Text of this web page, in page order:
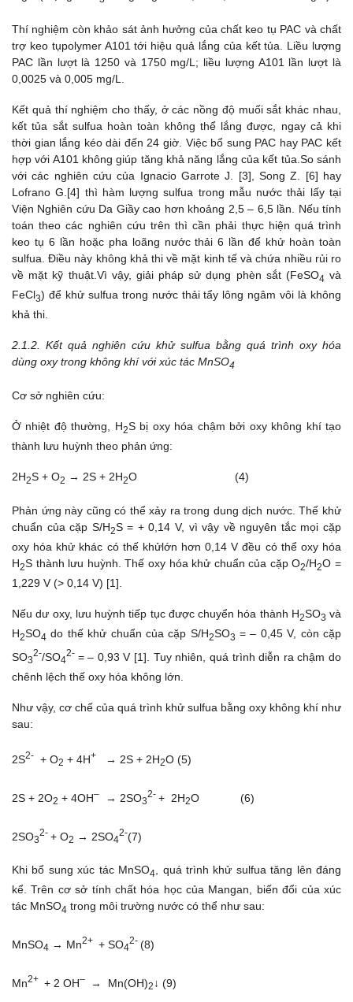
Thí nghiệm còn khảo sát ảnh hưởng của chất keo tụ PAC và chất
trợ keo tụpolymer A101 ­tới hiệu quả lắng của kết tủa. Liều lượng
PAC lần lượt là 1250 và 1750 mg/L; liều lượng A101 lần lượt là
0,0025 và 0,005 mg/L.
Kết quả thí nghiệm cho thấy, ở các nồng độ muối sắt khác nhau,
kết tủa sắt sulfua hoàn toàn không thể lắng được, ngay cả khi
thời gian lắng kéo dài đến 24 giờ. Việc bổ sung PAC hay PAC kết
hợp với A101 không giúp tăng khả năng lắng của kết tủa.So sánh
với các nghiên cứu của Ignacio Garrote J. [3], Song Z. [6] hay
Lofrano G.[4] thì hàm lượng sulfua trong mẫu nước thải lấy tại
Viện Nghiên cứu Da Giầy cao hơn khoảng 2,5 – 6,5 lần. Nếu tính
toán theo các nghiên cứu trên thì cần phải thực hiện quá trình
keo tụ 6 lần hoặc pha loãng nước thải 6 lần để khử hoàn toàn
sulfua. Điều này không khả thi về mặt kinh tế và chứa nhiều rủi ro
về mặt kỹ thuật.Vì vậy, giải pháp sử dụng phèn sắt (FeSO4 và
FeCl3) để khử sulfua trong nước thải tẩy lông ngâm vôi là không
khả thi.
2.1.2. Kết quả nghiên cứu khử sulfua bằng quá trình oxy hóa
dùng oxy trong không khí với xúc tác MnSO4
Cơ sở nghiên cứu:
Ở nhiệt độ thường, H2S bị oxy hóa chậm bởi oxy không khí tạo
thành lưu huỳnh theo phản ứng:
2H2S + O2 → 2S + 2H2O (4)
Phản ứng này cũng có thể xảy ra trong dung dịch nước. Thế khử
chuẩn của cặp S/H2S = + 0,14 V, vì vậy về nguyên tắc mọi cặp
oxy hóa khử khác có thế khửlớn hơn 0,14 V đều có thể oxy hóa
H2S thành lưu huỳnh. Thế oxy hóa khử chuẩn của cặp O2/H2O =
1,229 V (> 0,14 V) [1].
Nếu dư oxy, lưu huỳnh tiếp tục được chuyển hóa thành H2SO3 và
H2SO4 do thế khử chuẩn của cặp S/H2SO3 = – 0,45 V, còn cặp
SO3
2-/SO4
2- = – 0,93 V [1]. Tuy nhiên, quá trình diễn ra chậm do
chênh lệch thế oxy hóa không lớn.
Như vậy, cơ chế của quá trình khử sulfua bằng oxy không khí như
sau:
2S2- + O2 + 4H+ → 2S + 2H2O (5)
2S + 2O2 + 4OH– → 2SO3
2- + 2H2O (6)
2SO3
2- + O2 → 2SO4
2-(7)
Khi bổ sung xúc tác MnSO4
, quá trình khử sulfua tăng lên đáng
kể. Trên cơ sở tính chất hóa học của Mangan, biến đổi của xúc
tác MnSO4 trong môi trường nước có thể như sau:
MnSO4 → Mn2+ + SO4
2- (8)
Mn2+ + 2 OH– → Mn(OH)2 ↓ (9)